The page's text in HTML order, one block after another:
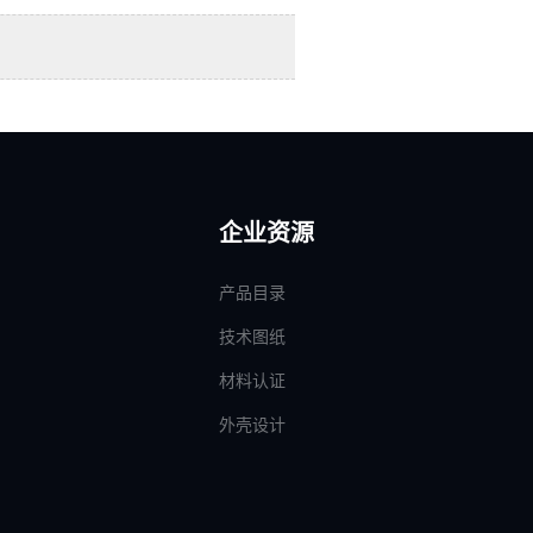
企业资源
产品目录
技术图纸
材料认证
外壳设计